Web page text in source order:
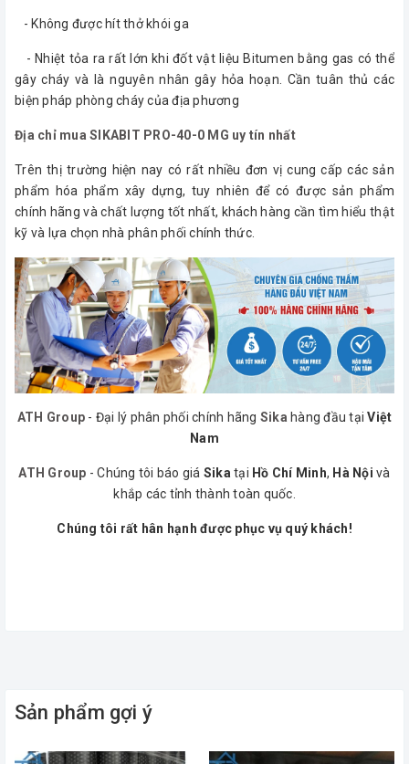
- Không được hít thở khói ga
- Nhiệt tỏa ra rất lớn khi đốt vật liệu Bitumen bằng gas có thể
gây cháy và là nguyên nhân gây hỏa hoạn. Cần tuân thủ các
biện pháp phòng cháy của địa phương
Địa chỉ mua SIKABIT PRO-40-0 MG uy tín nhất
Trên thị trường hiện nay có rất nhiều đơn vị cung cấp các sản
phẩm hóa phẩm xây dựng, tuy nhiên để có được sản phẩm
chính hãng và chất lượng tốt nhất, khách hàng cần tìm hiểu thật
kỹ và lựa chọn nhà phân phối chính thức.
ATH Group - Đại lý phân phối chính hãng Sika hàng đầu tạiViệt
Nam
ATH Group - Chúng tôi báo giá Sika tại Hồ Chí Minh, Hà Nội và
khắp các tỉnh thành toàn quốc.
Chúng tôi rất hân hạnh được phục vụ quý khách!
Sản phẩm gợi ý